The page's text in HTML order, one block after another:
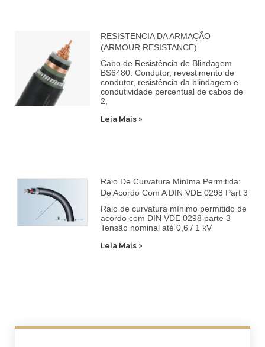
RESISTENCIA DA ARMAÇÃO
(ARMOUR RESISTANCE)
Cabo de Resistência de Blindagem
BS6480: Condutor, revestimento de
condutor, resistência da blindagem e
condutividade percentual de cabos de
2,
Leia Mais »
Raio De Curvatura Miníma Permitida:
De Acordo Com A DIN VDE 0298 Part 3
Raio de curvatura mínimo permitido de
acordo com DIN VDE 0298 parte 3
Tensão nominal até 0,6 / 1 kV
Leia Mais »